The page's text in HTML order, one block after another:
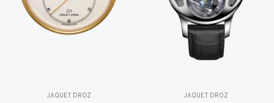
JAQUET DROZ JAQUET DROZ